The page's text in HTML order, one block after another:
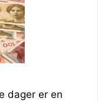
dager er en